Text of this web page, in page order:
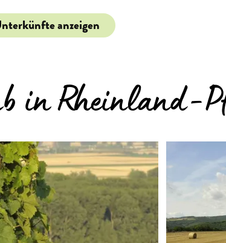
anzeigen
in Rheinland-